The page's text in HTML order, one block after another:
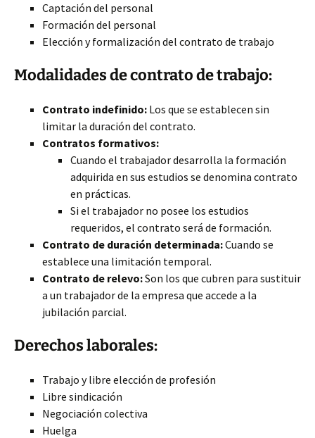
Captación del personal
Formación del personal
Elección y formalización del contrato de trabajo
Modalidades de contrato de trabajo:
Contrato indefinido: Los que se establecen sin
limitar la duración del contrato.
Contratos formativos:
Cuando el trabajador desarrolla la formación
adquirida en sus estudios se denomina contrato
en prácticas.
Si el trabajador no posee los estudios
requeridos, el contrato será de formación.
Contrato de duración determinada:Cuando se
establece una limitación temporal.
Contrato de relevo:Son los que cubren para sustituir
a un trabajador de la empresa que accede a la
jubilación parcial.
Derechos laborales:
Trabajo y libre elección de profesión
Libre sindicación
Negociación colectiva
Huelga